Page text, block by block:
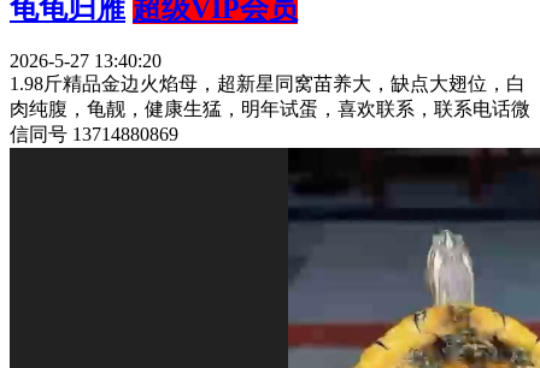
龟龟归雁 超级VIP会员
2026-5-27 13:40:20
1.98斤精品金边火焰母，超新星同窝苗养大，缺点大翅位，白
肉纯腹，龟靓，健康生猛，明年试蛋，喜欢联系，联系电话微
信同号 13714880869